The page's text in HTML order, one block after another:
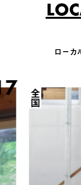
ローカ
全国